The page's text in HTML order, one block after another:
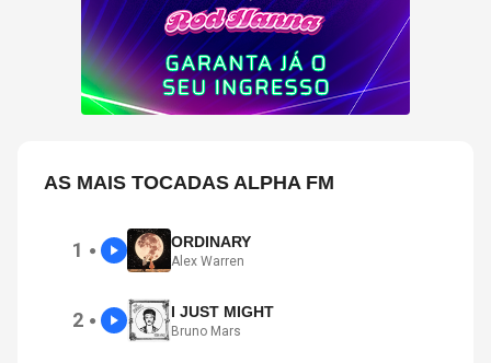
AS MAIS TOCADAS ALPHA FM
1 ● ORDINARY
Alex Warren
2 ● I JUST MIGHT
Bruno Mars